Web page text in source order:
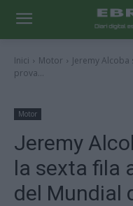
Inici Motor
Jeremy
prova...
Motor
Jeremy
la sexta fila
del Mundial